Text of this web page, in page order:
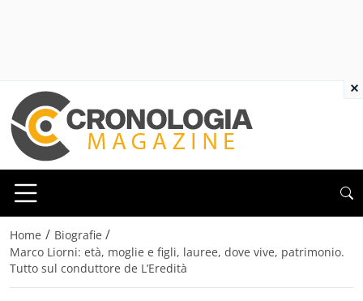
Home / Biografie /
Marco Liorni: età, moglie e figli, lauree, dove vive, patrimonio.
Tutto sul conduttore de L’Eredità
×